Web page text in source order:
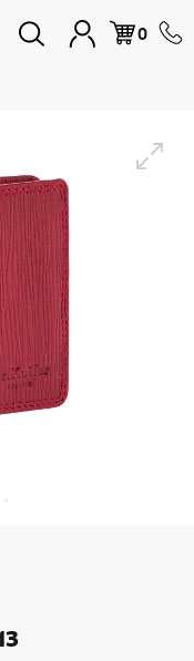
0
Избранное